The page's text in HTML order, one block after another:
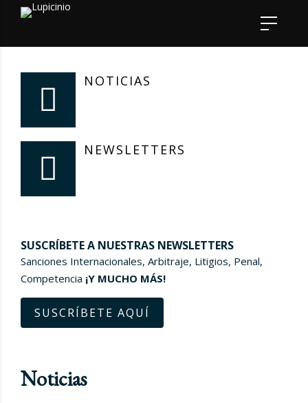
NOTICIAS
NEWSLETTERS
SUSCRÍBETE A NUESTRAS NEWSLETTERS
Sanciones Internacionales, Arbitraje, Litigios, Penal,
Competencia ¡Y MUCHO MÁS!
SUSCRÍBETE AQUÍ
Noticias